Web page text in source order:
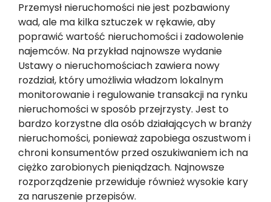
Przemysł nieruchomości nie jest pozbawiony
wad, ale ma kilka sztuczek w rękawie, aby
poprawić wartość nieruchomości i zadowolenie
najemców. Na przykład najnowsze wydanie
Ustawy o nieruchomościach zawiera nowy
rozdział, który umożliwia władzom lokalnym
monitorowanie i regulowanie transakcji na rynku
nieruchomości w sposób przejrzysty. Jest to
bardzo korzystne dla osób działających w branży
nieruchomości, ponieważ zapobiega oszustwom i
chroni konsumentów przed oszukiwaniem ich na
ciężko zarobionych pieniądzach. Najnowsze
rozporządzenie przewiduje również wysokie kary
za naruszenie przepisów.